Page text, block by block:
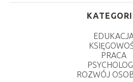
PRACA
ROZWÓJ